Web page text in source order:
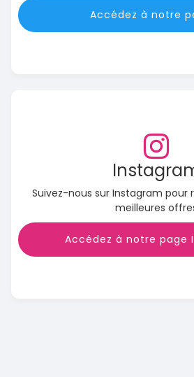
Accédez à notre
Suivez-nous sur Instagram pour
meilleures
Accédez à notre page